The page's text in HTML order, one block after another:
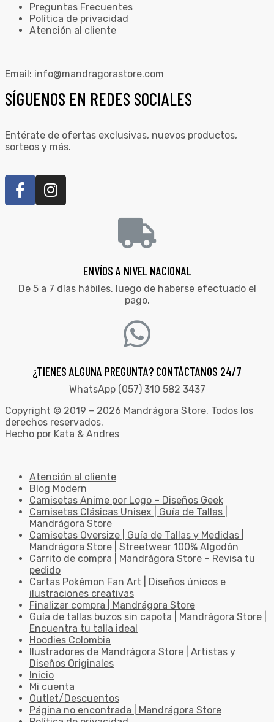
Preguntas Frecuentes
Política de privacidad
Atención al cliente
Email: info@mandragorastore.com
SÍGUENOS EN REDES SOCIALES
Entérate de ofertas exclusivas, nuevos productos,
sorteos y más.
ENVÍOS A NIVEL NACIONAL
De 5 a 7 días hábiles. luego de haberse efectuado el
pago.
¿TIENES ALGUNA PREGUNTA? CONTÁCTANOS 24/7
WhatsApp (057) 310 582 3437
Copyright © 2019 – 2026 Mandrágora Store. Todos los
derechos reservados.
Hecho por Kata & Andres
Atención al cliente
Blog Modern
Camisetas Anime por Logo – Diseños Geek
Camisetas Clásicas Unisex | Guía de Tallas |
Mandrágora Store
Camisetas Oversize | Guía de Tallas y Medidas |
Mandrágora Store | Streetwear 100% Algodón
Carrito de compra | Mandrágora Store – Revisa tu
pedido
Cartas Pokémon Fan Art | Diseños únicos e
ilustraciones creativas
Finalizar compra | Mandrágora Store
Guía de tallas buzos sin capota | Mandrágora Store |
Encuentra tu talla ideal
Hoodies Colombia
Ilustradores de Mandrágora Store | Artistas y
Diseños Originales
Inicio
Mi cuenta
Outlet/Descuentos
Página no encontrada | Mandrágora Store